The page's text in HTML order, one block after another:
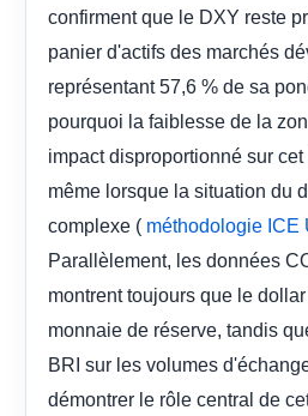
confirment que le DXY reste
panier d'actifs des marchés
représentant 57,6 % de sa
pourquoi la faiblesse de la
impact disproportionné sur
même lorsque la situation du
complexe ( méthodologie ICE
Parallèlement, les données
montrent toujours que le
monnaie de réserve, tandis
BRI sur les volumes
démontrer le rôle central de